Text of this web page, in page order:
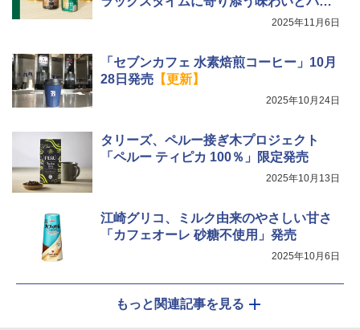
2025年11月6日
「セブンカフェ 水素焙煎コーヒー」10月
28日発売【更新】
2025年10月24日
タリーズ、ペルー接ぎ木プロジェクト
「ペルー ティピカ 100％」限定発売
2025年10月13日
江崎グリコ、ミルク由来のやさしい甘さ
「カフェオーレ 砂糖不使用」発売
2025年10月6日
もっと関連記事を見る